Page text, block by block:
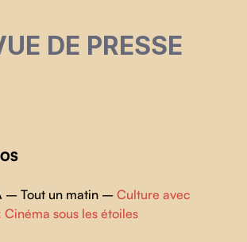
DE PRESSE
– Tout un matin – Culture avec
sous les étoiles